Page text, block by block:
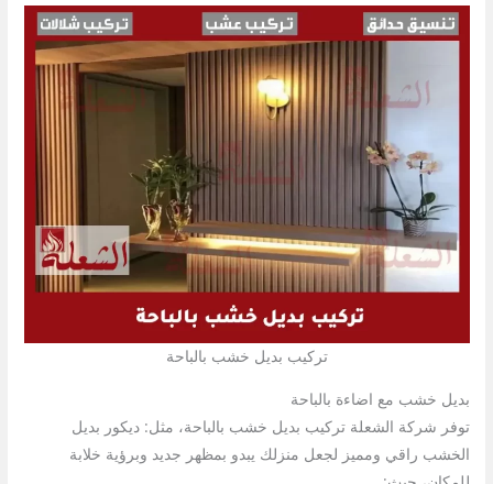
تركيب بديل خشب بالباحة
بديل خشب مع اضاءة بالباحة
توفر شركة الشعلة تركيب بديل خشب بالباحة، مثل: ديكور بديل
الخشب راقي ومميز لجعل منزلك يبدو بمظهر جديد وبرؤية خلابة